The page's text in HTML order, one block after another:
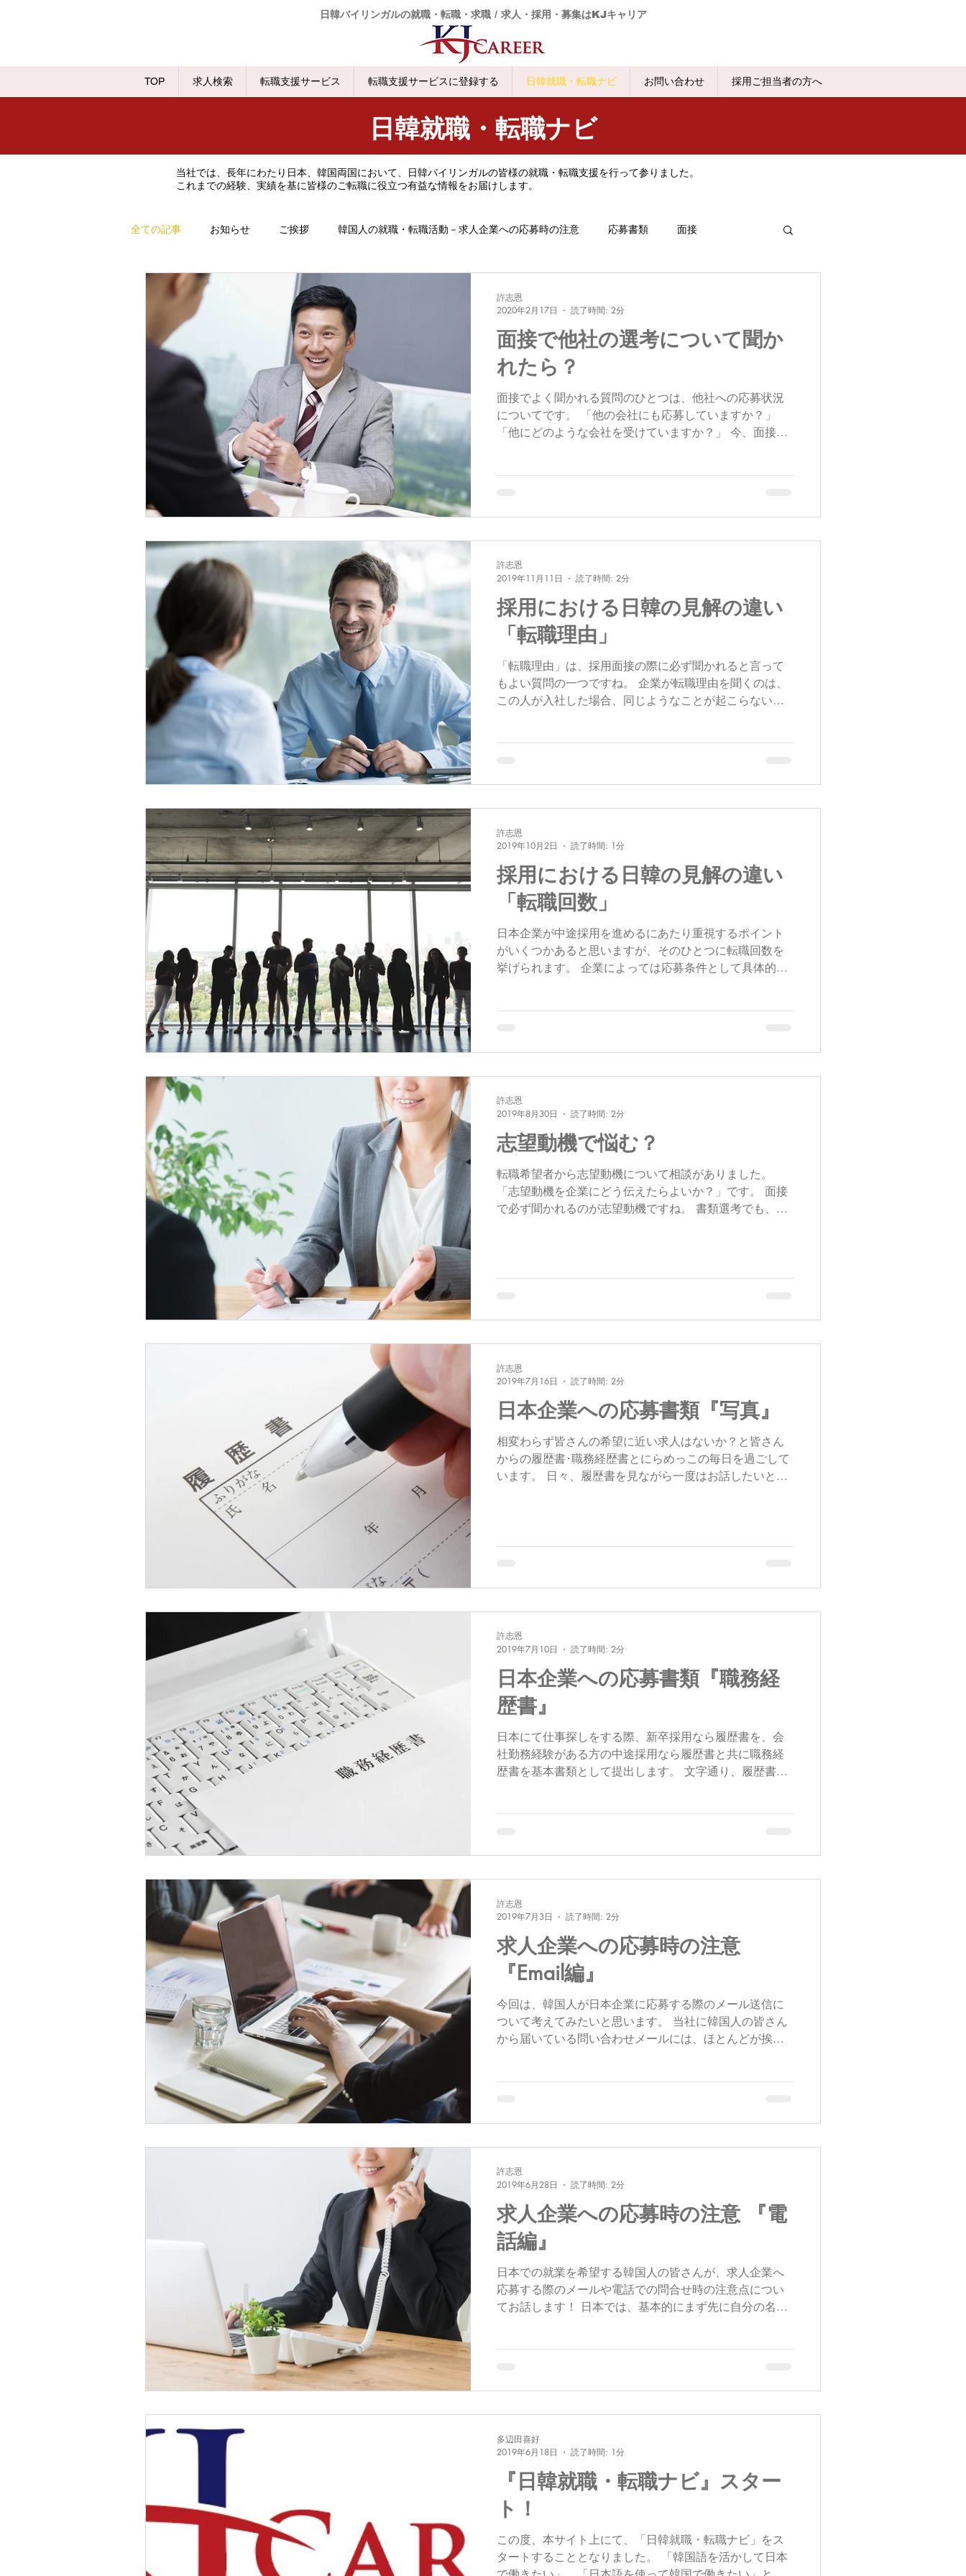
日韓バイリンガルの就職・転職・求職 / 求人・採用・募集はKJキャリア
TOP 求人検索 転職支援サービス 転職支援サービスに登録する 日韓就職・転職ナビ お問い合わせ 採用ご担当者の方へ
日韓就職・転職ナビ
当社では、長年にわたり日本、韓国両国において、日韓バイリンガルの皆様の就職・転職支援を行って参りました。
これまでの経験、実績を基に皆様のご転職に役立つ有益な情報をお届けします。
全ての記事 お知らせ ご挨拶 韓国人の就職・転職活動－求人企業への応募時の注意 応募書類 面接
面接で他社の選考について聞か
れたら？
面接でよく聞かれる質問のひとつは、他社への応募状況
についてです。 「他の会社にも応募していますか？」
「他にどのような会社を受けていますか？」 今、面接を
許志恩
2020年2月17日
読了時間: 2分
採用における日韓の見解の違い
「転職理由」
「転職理由」は、採用面接の際に必ず聞かれると言って
もよい質問の一つですね。 企業が転職理由を聞くのは、
この人が入社した場合、同じようなことが起こらない
許志恩
2019年11月11日
読了時間: 2分
採用における日韓の見解の違い
「転職回数」
日本企業が中途採用を進めるにあたり重視するポイント
がいくつかあると思いますが、そのひとつに転職回数を
挙げられます。 企業によっては応募条件として具体的な
許志恩
2019年10月2日
読了時間: 1分
志望動機で悩む？
転職希望者から志望動機について相談がありました。
「志望動機を企業にどう伝えたらよいか？」です。 面接
で必ず聞かれるのが志望動機ですね。 書類選考でも、書
許志恩
2019年8月30日
読了時間: 2分
日本企業への応募書類『写真』
相変わらず皆さんの希望に近い求人はないか？と皆さん
からの履歴書･職務経歴書とにらめっこの毎日を過ごして
います。 日々、履歴書を見ながら一度はお話したいと思
許志恩
2019年7月16日
読了時間: 2分
日本企業への応募書類『職務経
歴書』
日本にて仕事探しをする際、新卒採用なら履歴書を、会
社勤務経験がある方の中途採用なら履歴書と共に職務経
歴書を基本書類として提出します。 文字通り、履歴書は
許志恩
2019年7月10日
読了時間: 2分
求人企業への応募時の注意
『Email編』
今回は、韓国人が日本企業に応募する際のメール送信に
ついて考えてみたいと思います。 当社に韓国人の皆さん
から届いている問い合わせメールには、ほとんどが挨拶
許志恩
2019年7月3日
読了時間: 2分
求人企業への応募時の注意 『電
話編』
日本での就業を希望する韓国人の皆さんが、求人企業へ
応募する際のメールや電話での問合せ時の注意点につい
てお話します！ 日本では、基本的にまず先に自分の名前
許志恩
2019年6月28日
読了時間: 2分
『日韓就職・転職ナビ』スター
ト！
この度、本サイト上にて、「日韓就職・転職ナビ」をス
タートすることとなりました。 「韓国語を活かして日本
多辺田喜好
2019年6月18日
読了時間: 1分